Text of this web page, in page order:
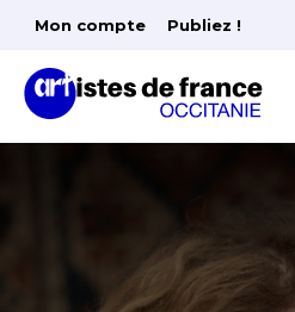
Mon compte Publiez !